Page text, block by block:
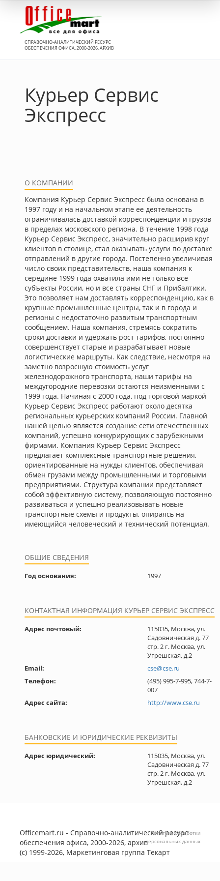
СПРАВОЧНО-АНАЛИТИЧЕСКИЙ РЕСУРС
ОБЕСПЕЧЕНИЯ ОФИСА, 2000-2026, АРХИВ
Курьер Сервис
Экспресс
О КОМПАНИИ
Компания Курьер Сервис Экспресс была основана в
1997 году и на начальном этапе ее деятельность
ограничивалась доставкой корреспонденции и грузов
в пределах московского региона. В течение 1998 года
Курьер Сервис Экспресс, значительно расширив круг
клиентов в столице, стал оказывать услуги по доставке
отправлений в другие города. Постепенно увеличивая
число своих представительств, наша компания к
середине 1999 года охватила ими не только все
субъекты России, но и все страны СНГ и Прибалтики.
Это позволяет нам доставлять корреспонденцию, как в
крупные промышленные центры, так и в города и
регионы с недостаточно развитым транспортным
сообщением. Наша компания, стремясь сократить
сроки доставки и удержать рост тарифов, постоянно
совершенствует старые и разрабатывает новые
логистические маршруты. Как следствие, несмотря на
заметно возросшую стоимость услуг
железнодорожного транспорта, наши тарифы на
междугородние перевозки остаются неизменными с
1999 года. Начиная с 2000 года, под торговой маркой
Курьер Cервис Экспресс работают около десятка
региональных курьерских компаний России. Главной
нашей целью является создание сети отечественных
компаний, успешно конкурирующих с зарубежными
фирмами. Компания Курьер Сервис Экспресс
предлагает комплексные транспортные решения,
ориентированные на нужды клиентов, обеспечивая
обмен грузами между промышленными и торговыми
предприятиями. Структура компании представляет
собой эффективную систему, позволяющую постоянно
развиваться и успешно реализовывать новые
транспортные схемы и продукты, опираясь на
имеющийся человеческий и технический потенциал.
ОБЩИЕ СВЕДЕНИЯ
Год основания: 1997
КОНТАКТНАЯ ИНФОРМАЦИЯ КУРЬЕР СЕРВИС ЭКСПРЕСС
Адрес почтовый:
115035, Москва, ул.
Садовническая д. 77
стр. 2 г. Москва, ул.
Угрешская, д.2
Email:
cse@cse.ru
Телефон:
(495) 995-7-995, 744-7-
007
Адрес сайта:
http://www.cse.ru
БАНКОВСКИЕ И ЮРИДИЧЕСКИЕ РЕКВИЗИТЫ
Адрес юридический:
115035, Москва, ул.
Садовническая д. 77
стр. 2 г. Москва, ул.
Угрешская, д.2
Officemart.ru - Справочно-аналитический ресурс
обеспечения офиса, 2000-2026, архив
(с) 1999-2026, Маркетинговая группа Текарт
Политика обработки
персональных данных